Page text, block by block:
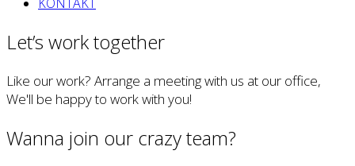
Let’s work together
Like our work? Arrange a meeting with us at our office,
We'll be happy to work with you!
Wanna join our crazy team?